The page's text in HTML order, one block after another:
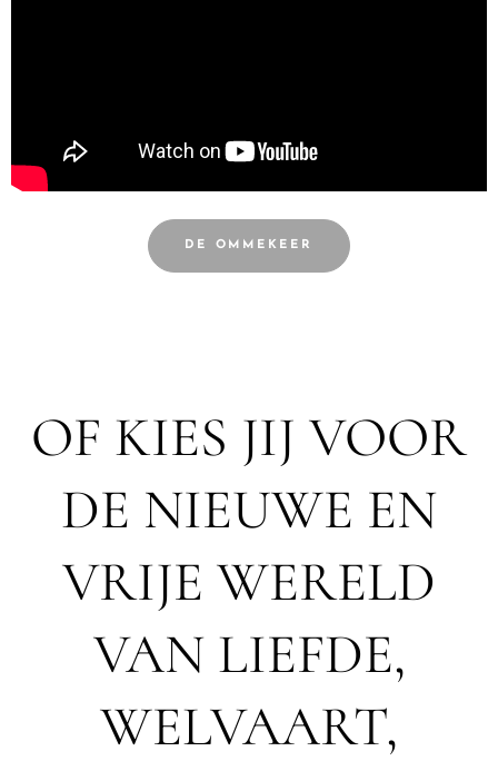
DE OMMEKEER
OF KIES JIJ VOOR
DE NIEUWE EN
VRIJE WERELD
VAN LIEFDE,
WELVAART,